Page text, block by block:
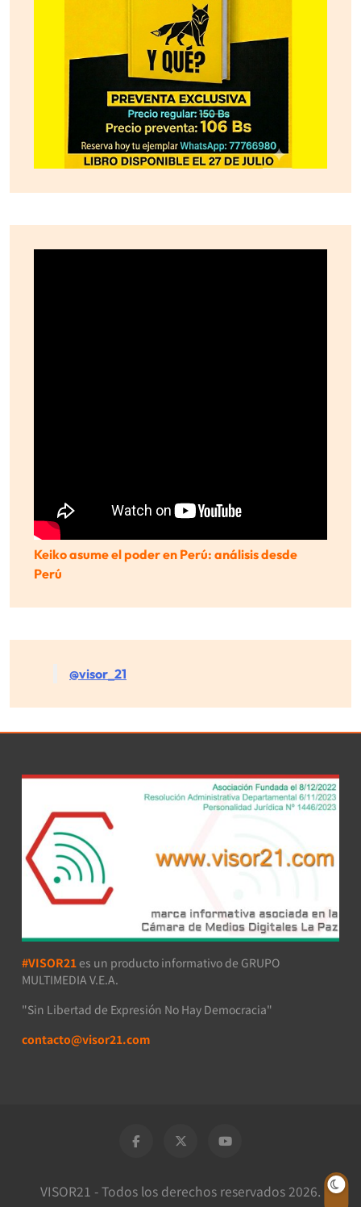
Keiko asume el poder en Perú: análisis desde
Perú
@visor_21
#VISOR21 es un producto informativo de GRUPO
MULTIMEDIA V.E.A.
"Sin Libertad de Expresión No Hay Democracia"
contacto@visor21.com
VISOR21 - Todos los derechos reservados 2026.